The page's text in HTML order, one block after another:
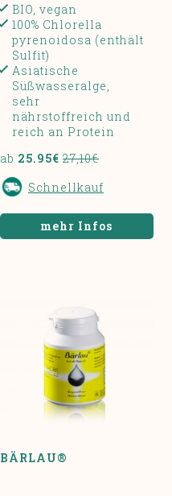
BIO, vegan
100% Chlorella
pyrenoidosa (enthält
Sulfit)
Asiatische
Süßwasseralge,
sehr
nährstoffreich und
reich an Protein
ab 25.95€ 27,10€
Schnellkauf
mehr Infos
BÄRLAU®